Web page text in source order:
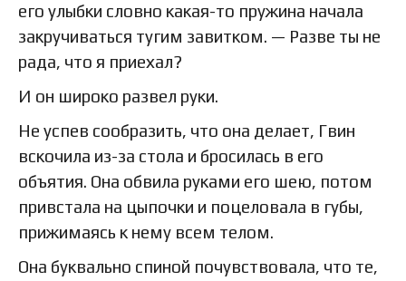
его улыбки словно какая-то пружина начала
закручиваться тугим завитком. — Разве ты не
рада, что я приехал?
И он широко развел руки.
Не успев сообразить, что она делает, Гвин
вскочила из-за стола и бросилась в его
объятия. Она обвила руками его шею, потом
привстала на цыпочки и поцеловала в губы,
прижимаясь к нему всем телом.
Она буквально спиной почувствовала, что те,